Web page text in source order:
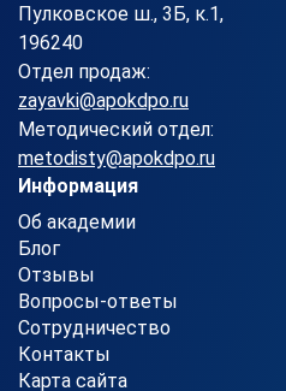
Пулковское ш., 3Б, к.1,
196240
Отдел продаж:
zayavki@apokdpo.ru
Методический отдел:
metodisty@apokdpo.ru
Информация
Об академии
Блог
Отзывы
Вопросы-ответы
Сотрудничество
Контакты
Карта сайта